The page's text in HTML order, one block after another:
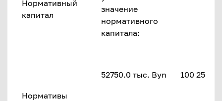
Нормативный
капитал
значение
нормативного
капитала:
52750.0 тыс. Byn 100 254.3
Нормативы